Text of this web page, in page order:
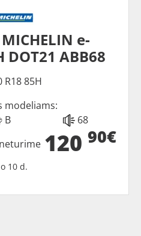
e-
DOT21 ABB68
R18 85H
modeliams:
B 68
120 90€
10 d.